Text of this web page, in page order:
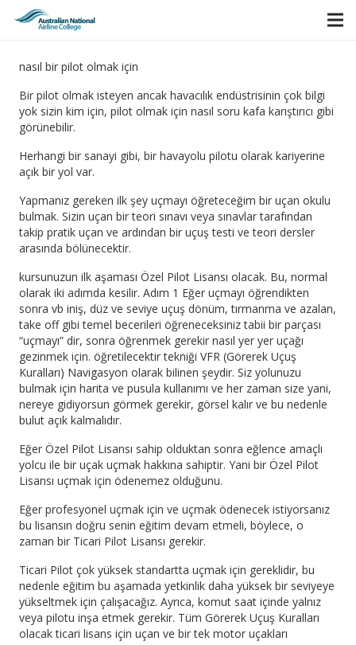
nasıl bir pilot olmak için
Bir pilot olmak isteyen ancak havacılık endüstrisinin çok bilgi
yok sizin kim için, pilot olmak için nasıl soru kafa karıştırıcı gibi
görünebilir.
Herhangi bir sanayi gibi, bir havayolu pilotu olarak kariyerine
açık bir yol var.
Yapmanız gereken ilk şey uçmayı öğreteceğim bir uçan okulu
bulmak. Sizin uçan bir teori sınavı veya sınavlar tarafından
takip pratik uçan ve ardından bir uçuş testi ve teori dersler
arasında bölünecektir.
kursunuzun ilk aşaması Özel Pilot Lisansı olacak. Bu, normal
olarak iki adımda kesilir. Adım 1 Eğer uçmayı öğrendikten
sonra vb iniş, düz ve seviye uçuş dönüm, tırmanma ve azalan,
take off gibi temel becerileri öğreneceksiniz tabii bir parçası
“uçmayı” dir, sonra öğrenmek gerekir nasıl yer yer uçağı
gezinmek için. öğretilecektir tekniği VFR (Görerek Uçuş
Kuralları) Navigasyon olarak bilinen şeydir. Siz yolunuzu
bulmak için harita ve pusula kullanımı ve her zaman size yani,
nereye gidiyorsun görmek gerekir, görsel kalır ve bu nedenle
bulut açık kalmalıdır.
Eğer Özel Pilot Lisansı sahip olduktan sonra eğlence amaçlı
yolcu ile bir uçak uçmak hakkına sahiptir. Yani bir Özel Pilot
Lisansı uçmak için ödenemez olduğunu.
Eğer profesyonel uçmak için ve uçmak ödenecek istiyorsanız
bu lisansın doğru senin eğitim devam etmeli, böylece, o
zaman bir Ticari Pilot Lisansı gerekir.
Ticari Pilot çok yüksek standartta uçmak için gereklidir, bu
nedenle eğitim bu aşamada yetkinlik daha yüksek bir seviyeye
yükseltmek için çalışacağız. Ayrıca, komut saat içinde yalnız
veya pilotu inşa etmek gerekir. Tüm Görerek Uçuş Kuralları
olacak ticari lisans için uçan ve bir tek motor uçakları